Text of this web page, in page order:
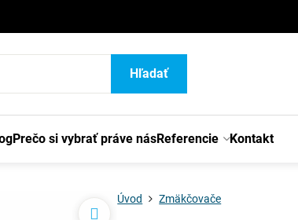
Hľadať
Prečo si vybrať práve násReferencie Kontakt
Úvod Zmäkčovače